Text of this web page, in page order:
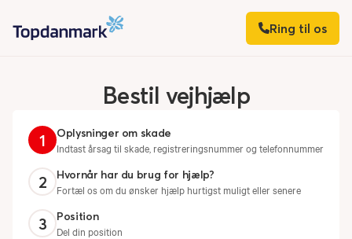
Ring til os
Bestil vejhjælp
1
Oplysninger om skade
Indtast årsag til skade, registreringsnummer og telefonnummer
2
Hvornår har du brug for hjælp?
Fortæl os om du ønsker hjælp hurtigst muligt eller senere
3
Position
Del din position